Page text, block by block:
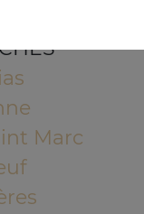
Marc